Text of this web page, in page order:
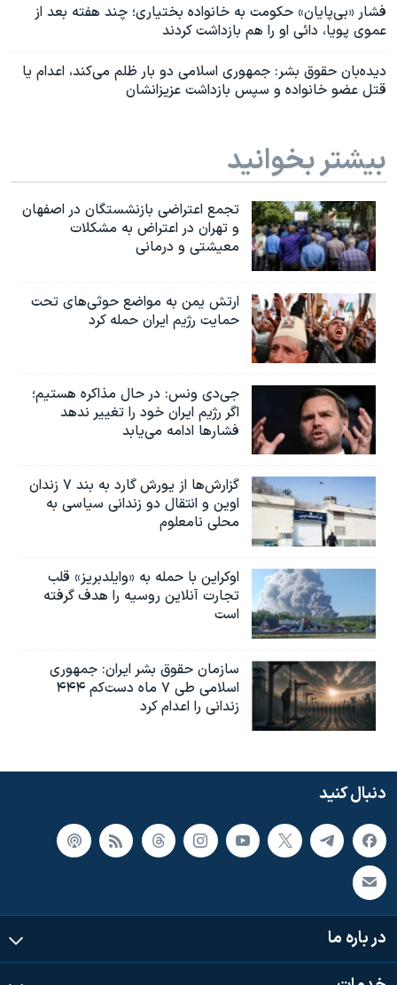
فشار «بی‌پایان» حکومت به خانواده بختیاری؛ چند هفته بعد از
عموی پویا، دائی او را هم بازداشت کردند
دیده‌بان حقوق بشر: جمهوری اسلامی دو بار ظلم می‌کند، اعدام یا
قتل عضو خانواده و سپس بازداشت عزیزانشان
بیشتر بخوانید
تجمع اعتراضی بازنشستگان در اصفهان
و تهران در اعتراض به مشکلات
معیشتی و درمانی
ارتش یمن به مواضع حوثی‌های تحت
حمایت رژیم ایران حمله کرد
جی‌دی ونس: در حال مذاکره هستیم؛
اگر رژیم ایران خود را تغییر ندهد
فشارها ادامه می‌یابد
گزارش‌ها از یورش گارد به بند ۷ زندان
اوین و انتقال دو زندانی سیاسی به
محلی نامعلوم
اوکراین با حمله به «وایلدبریز» قلب
تجارت آنلاین روسیه را هدف گرفته
است
سازمان حقوق بشر ایران: جمهوری
اسلامی طی ۷ ماه دست‌کم ۴۴۴
زندانی را اعدام کرد
دنبال کنید
در باره ما